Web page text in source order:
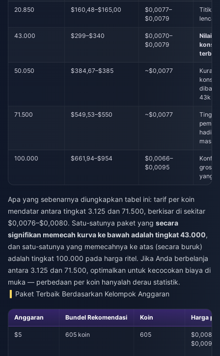
20.850 $160,48–$165,00
$0,0077–
$0,0079
Titik
43.000 $299–$340
$0,0070–
$0,0079
Nilai
terbaik
50.050 $384,67–$385 ~$0,0077
Kurang
43k
71.500 $549,53–$550 ~$0,0077
hadiah
massal
100.000 $661,94–$954
$0,0066–
$0,0095
Konflik
grosir/
yang
Apa yang sebenarnya diungkapkan tabel ini: tarif per koin
mendatar antara tingkat 3.125 dan 71.500, berkisar di sekitar
$0,0076–$0,0080. Satu-satunya paket yang secara
signifikan memecah kurva ke bawah adalah tingkat 43.000,
dan satu-satunya yang memecahnya ke atas (secara buruk)
adalah tingkat 100.000 pada harga ritel. Jika Anda berbelanja
antara 3.125 dan 71.500, optimalkan untuk kecocokan biaya di
muka — perbedaan per koin hanyalah derau statistik.
Paket Terbaik Berdasarkan Kelompok Anggaran
Anggaran Bundel Rekomendasi Koin Harga
$5 605 koin 605
$0,0084–
$0,0091